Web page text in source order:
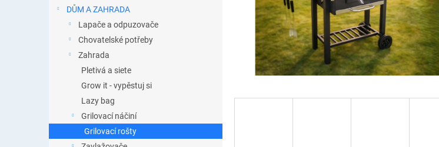
DŮM A ZAHRADA
Lapače a odpuzovače
Chovatelské potřeby
Zahrada
Pletivá a siete
Grow it - vypěstuj si
Lazy bag
Grilovací náčiní
Grilovací rošty